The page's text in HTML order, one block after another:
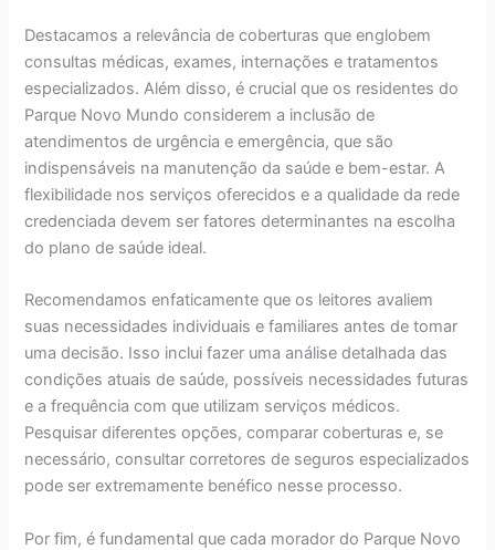
Destacamos a relevância de coberturas que englobem
consultas médicas, exames, internações e tratamentos
especializados. Além disso, é crucial que os residentes do
Parque Novo Mundo considerem a inclusão de
atendimentos de urgência e emergência, que são
indispensáveis na manutenção da saúde e bem-estar. A
flexibilidade nos serviços oferecidos e a qualidade da rede
credenciada devem ser fatores determinantes na escolha
do plano de saúde ideal.
Recomendamos enfaticamente que os leitores avaliem
suas necessidades individuais e familiares antes de tomar
uma decisão. Isso inclui fazer uma análise detalhada das
condições atuais de saúde, possíveis necessidades futuras
e a frequência com que utilizam serviços médicos.
Pesquisar diferentes opções, comparar coberturas e, se
necessário, consultar corretores de seguros especializados
pode ser extremamente benéfico nesse processo.
Por fim, é fundamental que cada morador do Parque Novo